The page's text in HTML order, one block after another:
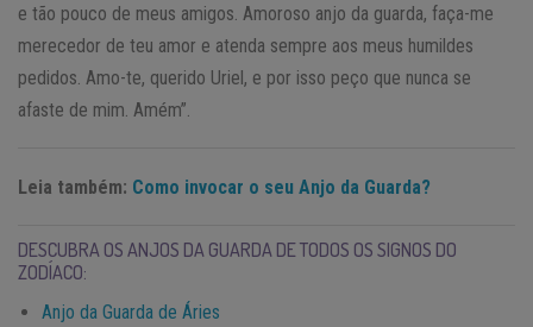
e tão pouco de meus amigos. Amoroso anjo da guarda, faça-me
merecedor de teu amor e atenda sempre aos meus humildes
pedidos. Amo-te, querido Uriel, e por isso peço que nunca se
afaste de mim. Amém”.
Leia também: Como invocar o seu Anjo da Guarda?
DESCUBRA OS ANJOS DA GUARDA DE TODOS OS SIGNOS DO
ZODÍACO:
Anjo da Guarda de Áries